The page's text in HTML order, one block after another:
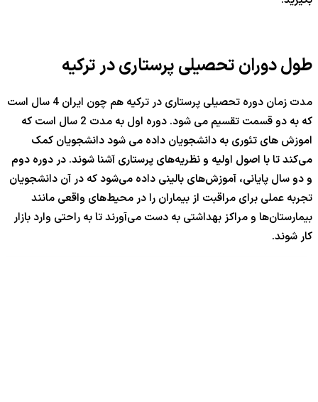
طول دوران تحصیلی پرستاری در ترکیه
مدت زمان دوره تحصیلی پرستاری در ترکیه هم چون ایران 4 سال است
که به دو قسمت تقسیم می شود. دوره اول به مدت 2 سال است که
اموزش های تئوری به دانشجویان داده می شود دانشجویان کمک
می‌کند تا با اصول اولیه و نظریه‌های پرستاری آشنا شوند. در دوره دوم
و دو سال پایانی، آموزش‌های بالینی داده می‌شود که در آن دانشجویان
تجربه عملی برای مراقبت از بیماران را در محیط‌های واقعی مانند
بیمارستان‌ها و مراکز بهداشتی به دست می‌آورند تا به راحتی وارد بازار
کار شوند.